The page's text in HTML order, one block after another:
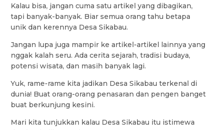
Kalau bisa, jangan cuma satu artikel yang dibagikan,
tapi banyak-banyak. Biar semua orang tahu betapa
unik dan kerennya Desa Sikabau.
Jangan lupa juga mampir ke artikel-artikel lainnya yang
nggak kalah seru. Ada cerita sejarah, tradisi budaya,
potensi wisata, dan masih banyak lagi.
Yuk, rame-rame kita jadikan Desa Sikabau terkenal di
dunia! Buat orang-orang penasaran dan pengen banget
buat berkunjung kesini.
Mari kita tunjukkan kalau Desa Sikabau itu istimewa